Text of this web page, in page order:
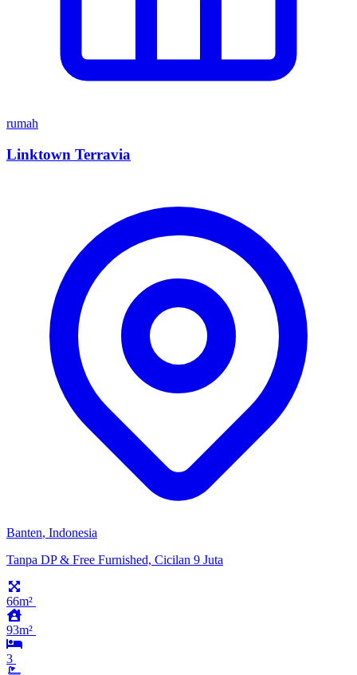
rumah
Linktown Terravia
Banten, Indonesia
Tanpa DP & Free Furnished, Cicilan 9 Juta
66m²
93m²
3